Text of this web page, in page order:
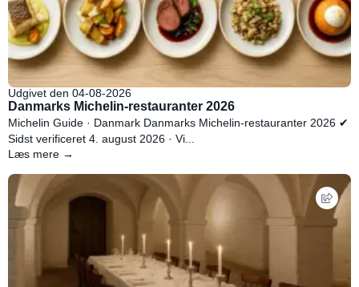
Udgivet den 04-08-2026
Danmarks Michelin-restauranter 2026
Michelin Guide · Danmark Danmarks Michelin-restauranter 2026 ✔
Sidst verificeret 4. august 2026 · Vi...
Læs mere →